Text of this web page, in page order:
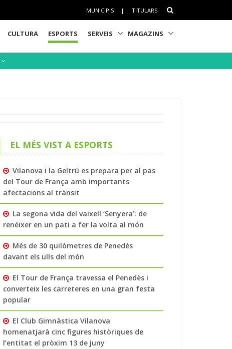
MUNICIPIS | TITULARS
CULTURA ESPORTS SERVEIS MAGAZINS
EL MÉS VIST A ESPORTS
Vilanova i la Geltrú es prepara per al pas
del Tour de França amb importants
afectacions al trànsit
La segona vida del vaixell ‘Senyera’: de
renéixer en un pati a fer la volta al món
Més de 30 quilòmetres de Penedès
davant els ulls del món
El Tour de França travessa el Penedès i
converteix les carreteres en una gran festa
popular
El Club Gimnàstica Vilanova
homenatjarà cinc figures històriques de
l’entitat el pròxim 13 de juny